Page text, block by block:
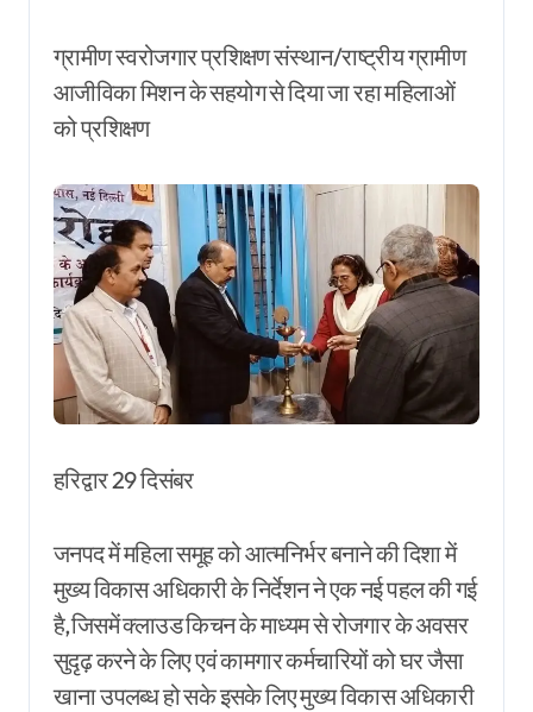
ग्रामीण स्वरोजगार प्रशिक्षण संस्थान/राष्ट्रीय ग्रामीण
आजीविका मिशन के सहयोग से दिया जा रहा महिलाओं
को प्रशिक्षण
हरिद्वार 29 दिसंबर
जनपद में महिला समूह को आत्मनिर्भर बनाने की दिशा में
मुख्य विकास अधिकारी के निर्देशन ने एक नई पहल की गई
है,जिसमें क्लाउड किचन के माध्यम से रोजगार के अवसर
सुदृढ़ करने के लिए एवं कामगार कर्मचारियों को घर जैसा
खाना उपलब्ध हो सके इसके लिए मुख्य विकास अधिकारी